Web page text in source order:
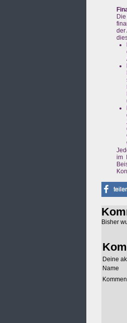
der
im
Bisher
Deine
Name